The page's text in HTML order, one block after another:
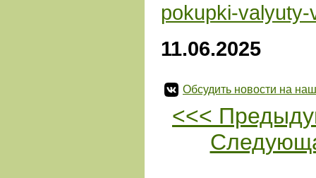
pokupki-
11.06.2025
Обсудить новости на
<<<